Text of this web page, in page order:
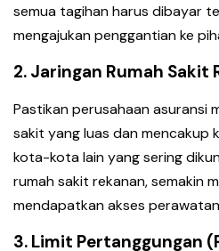
semua tagihan harus dibayar
mengajukan penggantian ke
2. Jaringan Rumah Sakit
Pastikan perusahaan asuransi
sakit yang luas dan
kota-kota lain yang sering
rumah sakit rekanan, semakin
mendapatkan akses
3. Limit Pertanggungan